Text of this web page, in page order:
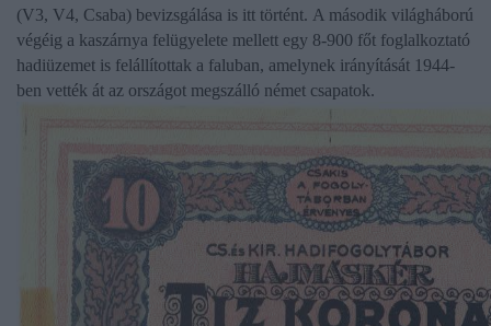
(V3, V4, Csaba) bevizsgálása is itt történt. A második világháború
végéig a kaszárnya felügyelete mellett egy 8-900 főt foglalkoztató
hadiüzemet is felállítottak a faluban, amelynek irányítását 1944-
ben vették át az országot megszálló német csapatok.